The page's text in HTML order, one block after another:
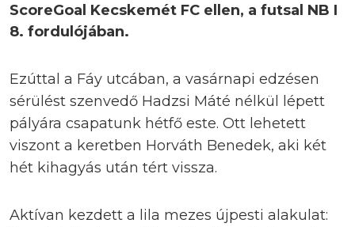
ScoreGoal Kecskemét FC ellen, a futsal NB I
8. fordulójában.
Ezúttal a Fáy utcában, a vasárnapi edzésen
sérülést szenvedő Hadzsi Máté nélkül lépett
pályára csapatunk hétfő este. Ott lehetett
viszont a keretben Horváth Benedek, aki két
hét kihagyás után tért vissza.
Aktívan kezdett a lila mezes újpesti alakulat: